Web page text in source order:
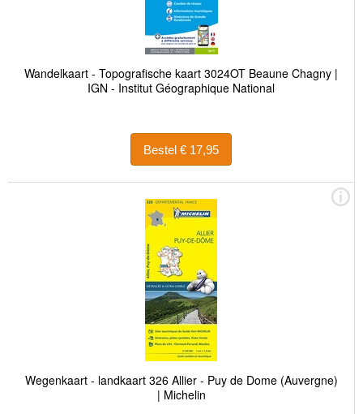
Wandelkaart - Topografische kaart 3024OT Beaune Chagny |
IGN - Institut Géographique National
Bestel € 17,95
Wegenkaart - landkaart 326 Allier - Puy de Dome (Auvergne)
| Michelin